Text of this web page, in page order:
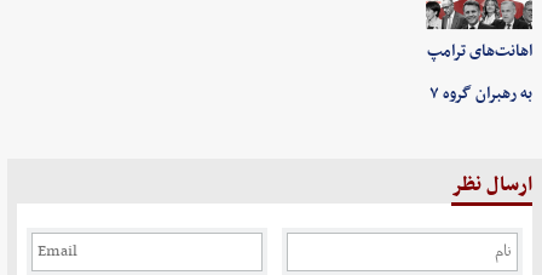
اهانت‌های ترامپ
به رهبران گروه ۷
ارسال نظر